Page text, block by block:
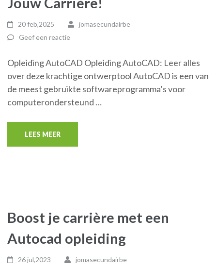
20 feb,2025
jomasecundairbe
Geef een reactie
Opleiding AutoCAD Opleiding AutoCAD: Leer alles
over deze krachtige ontwerptool AutoCAD is een van
de meest gebruikte softwareprogramma’s voor
computerondersteund …
LEES MEER
Boost je carrière met een
Autocad opleiding
26 jul,2023
jomasecundairbe